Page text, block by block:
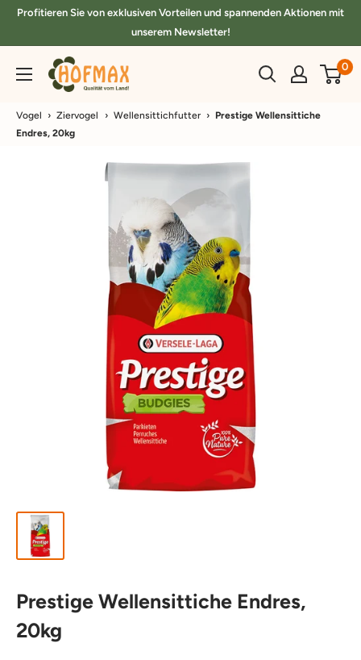
DirektProfitieren Sie von exklusiven Vorteilen und spannenden Aktionen mit
unserem Newsletter!
hofmax.de 0
Vogel › Ziervogel › Wellensittichfutter › Prestige Wellensittiche
Endres, 20kg
Prestige Wellensittiche Endres,
20kg